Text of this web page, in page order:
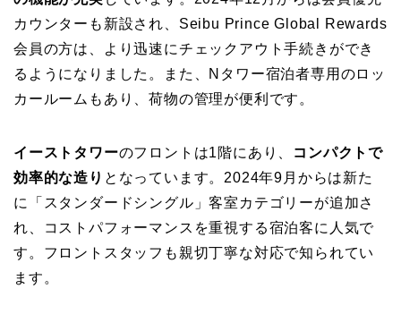
カウンターも新設され、Seibu Prince Global Rewards
会員の方は、より迅速にチェックアウト手続きができ
るようになりました。また、Nタワー宿泊者専用のロッ
カールームもあり、荷物の管理が便利です。
イーストタワーのフロントは1階にあり、
コンパクトで
効率的な造り となっています。2024年9月からは新た
に「スタンダードシングル」客室カテゴリーが追加さ
れ、コストパフォーマンスを重視する宿泊客に人気で
す。フロントスタッフも親切丁寧な対応で知られてい
ます。